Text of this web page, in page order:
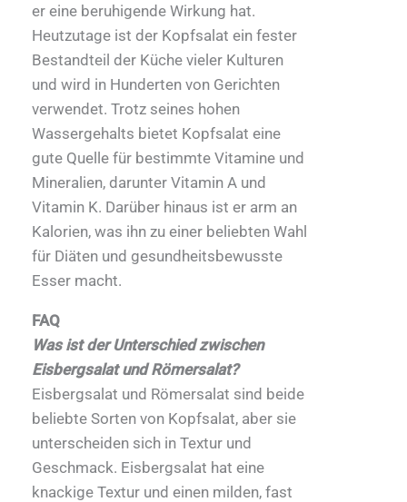
er eine beruhigende Wirkung hat.
Heutzutage ist der Kopfsalat ein fester
Bestandteil der Küche vieler Kulturen
und wird in Hunderten von Gerichten
verwendet. Trotz seines hohen
Wassergehalts bietet Kopfsalat eine
gute Quelle für bestimmte Vitamine und
Mineralien, darunter Vitamin A und
Vitamin K. Darüber hinaus ist er arm an
Kalorien, was ihn zu einer beliebten Wahl
für Diäten und gesundheitsbewusste
Esser macht.
FAQ
Was ist der Unterschied zwischen
Eisbergsalat und Römersalat?
Eisbergsalat und Römersalat sind beide
beliebte Sorten von Kopfsalat, aber sie
unterscheiden sich in Textur und
Geschmack. Eisbergsalat hat eine
knackige Textur und einen milden, fast